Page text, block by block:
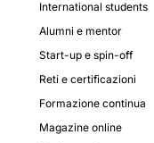
International students
Alumni e mentor
Start-up e spin-off
Reti e certificazioni
Formazione continua
Magazine online